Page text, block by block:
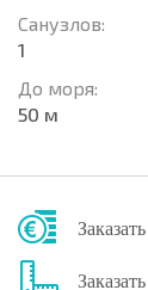
Санузлов:
1
До моря:
50 м